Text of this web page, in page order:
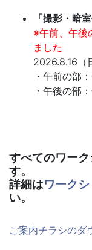
「撮影・暗
※午前、午後
ました
2026.8.16（
・午前の部
・午後の部
すべてのワー
す。
詳細はワーク
い。
ご案内チラシのダ